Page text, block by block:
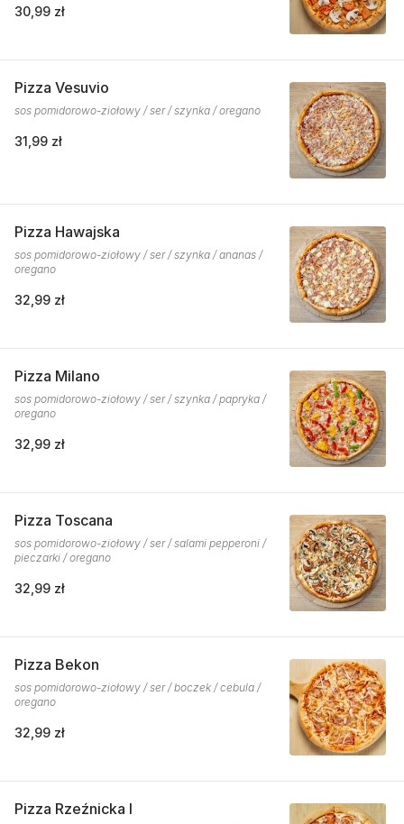
30,99 zł
Pizza Vesuvio
sos pomidorowo-ziołowy / ser / szynka / oregano
31,99 zł
Pizza Hawajska
sos pomidorowo-ziołowy / ser / szynka / ananas /
oregano
32,99 zł
Pizza Milano
sos pomidorowo-ziołowy / ser / szynka / papryka /
oregano
32,99 zł
Pizza Toscana
sos pomidorowo-ziołowy / ser / salami pepperoni /
pieczarki / oregano
32,99 zł
Pizza Bekon
sos pomidorowo-ziołowy / ser / boczek / cebula /
oregano
32,99 zł
Pizza Rzeźnicka I